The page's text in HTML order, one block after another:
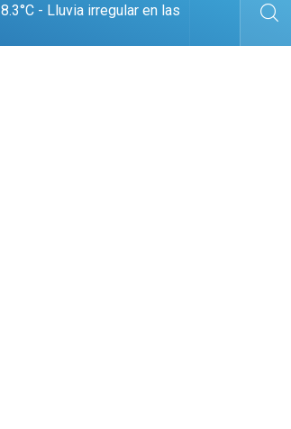
8.3°C - Lluvia irregular en las